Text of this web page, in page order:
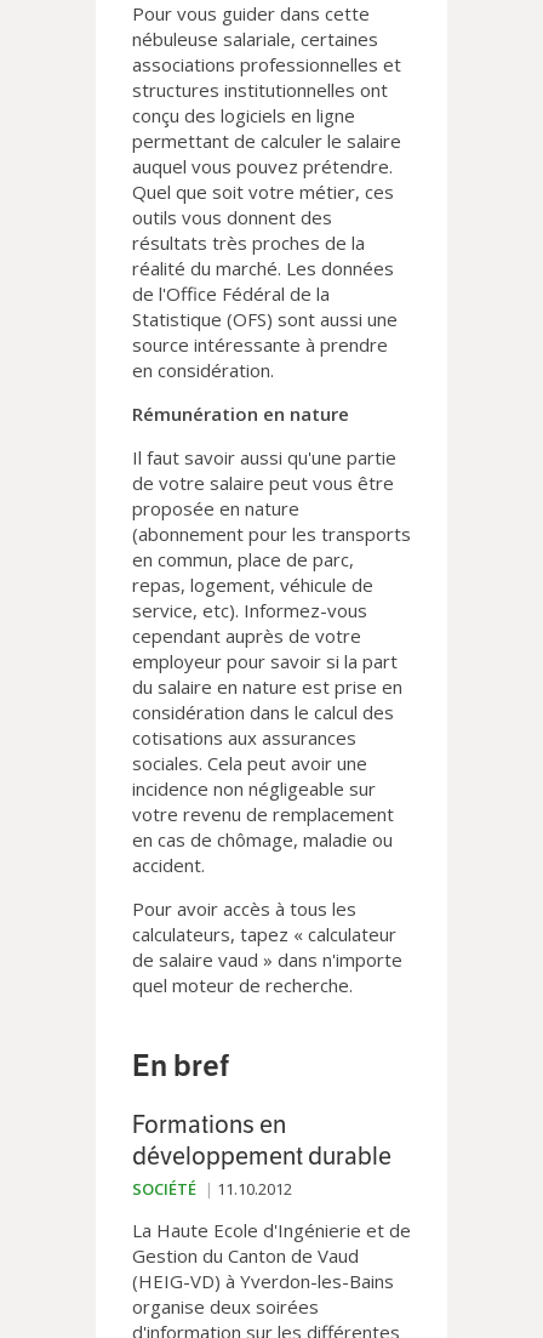
Pour vous guider dans cette
nébuleuse salariale, certaines
associations professionnelles et
structures institutionnelles ont
conçu des logiciels en ligne
permettant de calculer le salaire
auquel vous pouvez prétendre.
Quel que soit votre métier, ces
outils vous donnent des
résultats très proches de la
réalité du marché. Les données
de l'Office Fédéral de la
Statistique (OFS) sont aussi une
source intéressante à prendre
en considération.
Rémunération en nature
Il faut savoir aussi qu'une partie
de votre salaire peut vous être
proposée en nature
(abonnement pour les transports
en commun, place de parc,
repas, logement, véhicule de
service, etc). Informez-vous
cependant auprès de votre
employeur pour savoir si la part
du salaire en nature est prise en
considération dans le calcul des
cotisations aux assurances
sociales. Cela peut avoir une
incidence non négligeable sur
votre revenu de remplacement
en cas de chômage, maladie ou
accident.
Pour avoir accès à tous les
calculateurs, tapez « calculateur
de salaire vaud » dans n'importe
quel moteur de recherche.
En bref
Formations en
développement durable
SOCIÉTÉ 11.10.2012
La Haute Ecole d'Ingénierie et de
Gestion du Canton de Vaud
(HEIG-VD) à Yverdon-les-Bains
organise deux soirées
d'information sur les différentes